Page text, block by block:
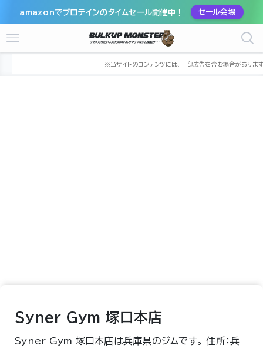
amazonでプロテインのタイムセール開催中！ セール会場
兵庫県 尼崎市
Syner Gym 塚口本店
Syner Gym 塚口本店は兵庫県のジムです。 住所：兵